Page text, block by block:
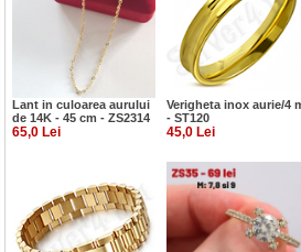
Lant in culoarea aurului
de 14K - 45 cm - ZS2314
Verigheta inox aurie/4
- ST120
65,0 Lei 45,0 Lei